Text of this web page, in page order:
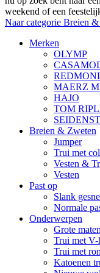
weekend of een
Naar categorie Breien
Merken
OLYMP
MAERZ
HAJO
TOM
Breien & Zweten
Jumper
Trui met
Vesten &
Vesten
Past op
Slank
Normale
Onderwerpen
Grote maten
Trui met V-
Trui met
Katoenen